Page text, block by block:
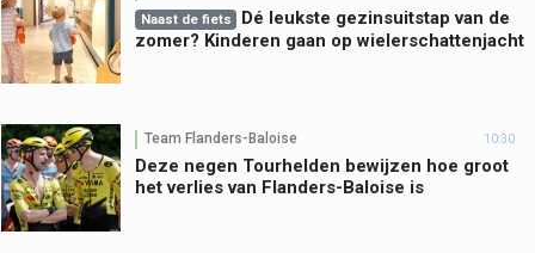
Naast de fiets
Dé leukste gezinsuitstap van de
zomer? Kinderen gaan op wielerschattenjacht
Team Flanders-Baloise 10:30
Deze negen Tourhelden bewijzen hoe groot
het verlies van Flanders-Baloise is